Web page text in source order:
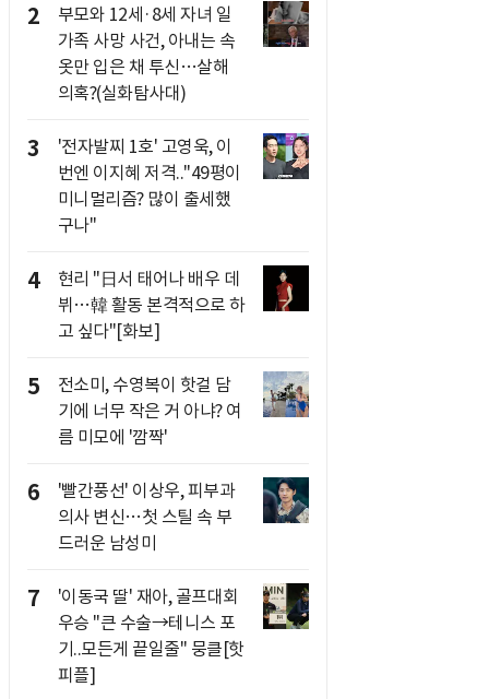
2
부모와 12세·8세 자녀 일
가족 사망 사건, 아내는 속
옷만 입은 채 투신…살해
의혹?(실화탐사대)
3
'전자발찌 1호' 고영욱, 이
번엔 이지혜 저격.."49평이
미니멀리즘? 많이 출세했
구나"
4
현리 "日서 태어나 배우 데
뷔…韓 활동 본격적으로 하
고 싶다"[화보]
5
전소미, 수영복이 핫걸 담
기에 너무 작은 거 아냐? 여
름 미모에 '깜짝'
6
'빨간풍선' 이상우, 피부과
의사 변신…첫 스틸 속 부
드러운 남성미
7
'이동국 딸' 재아, 골프대회
우승 "큰 수술→테니스 포
기..모든게 끝일줄" 뭉클[핫
피플]